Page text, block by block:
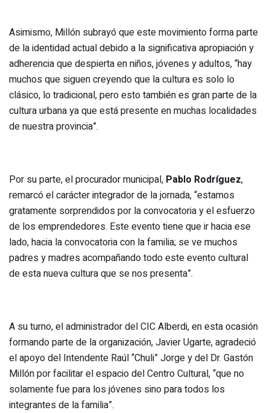
Asimismo, Millón subrayó que este movimiento forma parte
de la identidad actual debido a la significativa apropiación y
adherencia que despierta en niños, jóvenes y adultos, “hay
muchos que siguen creyendo que la cultura es solo lo
clásico, lo tradicional, pero esto también es gran parte de la
cultura urbana ya que está presente en muchas localidades
de nuestra provincia”.
Por su parte, el procurador municipal, Pablo Rodríguez,
remarcó el carácter integrador de la jornada, “estamos
gratamente sorprendidos por la convocatoria y el esfuerzo
de los emprendedores. Este evento tiene que ir hacia ese
lado, hacia la convocatoria con la familia; se ve muchos
padres y madres acompañando todo este evento cultural
de esta nueva cultura que se nos presenta”.
A su turno, el administrador del CIC Alberdi, en esta ocasión
formando parte de la organización, Javier Ugarte, agradeció
el apoyo del Intendente Raúl “Chuli” Jorge y del Dr. Gastón
Millón por facilitar el espacio del Centro Cultural, “que no
solamente fue para los jóvenes sino para todos los
integrantes de la familia”.